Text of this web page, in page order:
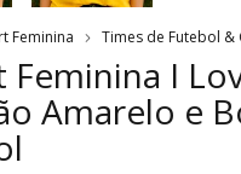
Feminina Times de Futebol &
Feminina I
Amarelo e